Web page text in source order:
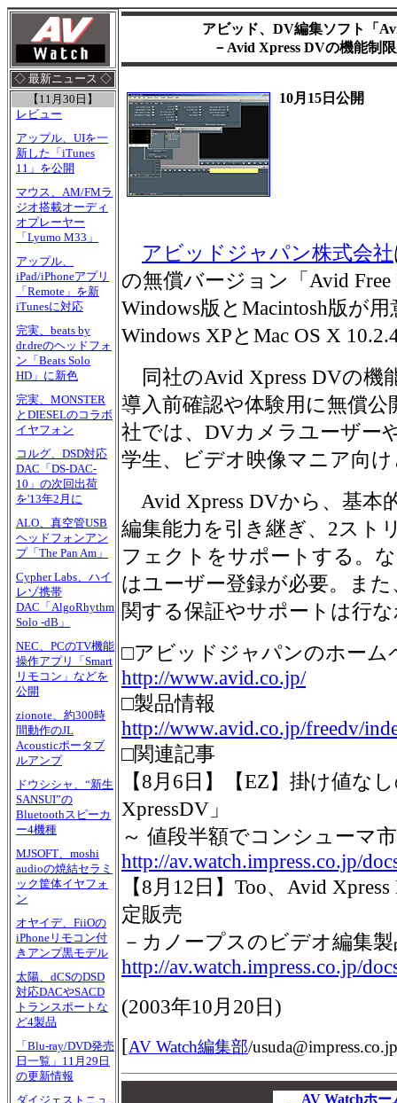
◇ 最新ニュース ◇
【11月30日】
レビュー
アップル、UIを一
新した「iTunes
11」を公開
マウス、AM/FMラ
ジオ搭載オーディ
オプレーヤー
「Lyumo M33」
アップル、
iPad/iPhoneアプリ
「Remote」を新
iTunesに対応
完実、beats by
dr.dreのヘッドフォ
ン「Beats Solo
HD」に新色
完実、MONSTER
とDIESELのコラボ
イヤフォン
コルグ、DSD対応
DAC「DS-DAC-
10」の次回出荷
を'13年2月に
ALO、真空管USB
ヘッドフォンアン
プ「The Pan Am」
Cypher Labs、ハイ
レゾ携帯
DAC「AlgoRhythm
Solo -dB」
NEC、PCのTV機能
操作アプリ「Smart
リモコン」などを
公開
zionote、約300時
間動作のJL
Acousticポータブ
ルアンプ
ドウシシャ、“新生
SANSUI”の
Bluetoothスピーカ
ー4機種
MJSOFT、moshi
audioの焼結セラミ
ック筐体イヤフォ
ン
オヤイデ、FiiOの
iPhoneリモコン付
きアンプ黒モデル
太陽、dCSのDSD
対応DACやSACD
トランスポートな
ど4製品
「Blu-ray/DVD発売
日一覧」11月29日
の更新情報
ダイジェストニュ
アビッド、DV編集ソフト「
－Avid Xpress DVの機能制
10月15日公開
アビッドジャパン株式会社
の無償バージョン「Avid
Windows版とMacintosh版が
Windows XPとMac OS X
同社のAvid Xpress DVの機
導入前確認や体験用に無償
社では、DVカメラユーザー
学生、ビデオ映像マニア向
Avid Xpress DVから、基本
編集能力を引き継ぎ、2スト
フェクトをサポートする。
はユーザー登録が必要。ま
関する保証やサポートは行
□アビッドジャパンのホーム
http://www.avid.co.jp/
□製品情報
http://www.avid.co.jp/freedv/
□関連記事
【8月6日】【EZ】掛け値な
XpressDV」
～ 値段半額でコンシューマ
http://av.watch.impress.co.jp/
【8月12日】Too、Avid
定販売
－カノープスのビデオ編集
http://av.watch.impress.co.jp/
(2003年10月20日 )
[AV Watch編集部/usuda@impress.co.jp
AV Watchホ